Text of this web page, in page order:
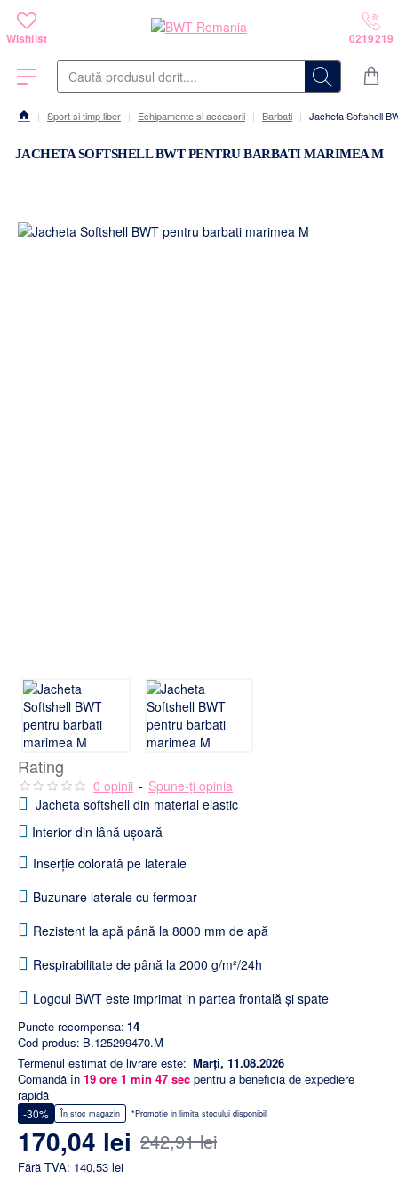
Caută
dorit....
JACHETA SOFTSHELL BWT PENTRU BARBATI MARIMEA M
home
Sport si timp liber Echipamente si accesorii Barbati Jacheta Softshell
Jacheta softshell din material elastic
Interior din lână ușoară
Inserție colorată pe laterale
Buzunare laterale cu fermoar
Rezistent la apă până la 8000 mm de apă
Respirabilitate de până la 2000 g/m²/24h
Logoul BWT este imprimat in partea frontală și spate
Rating
0 opinii - Spune-ţi opinia
Termenul estimat de livrare este: Marți, 11.08.2026
Puncte recompensa: 14
Cod produs: B.125299470.M
Comandă în 19 ore 1 min 47 sec pentru a beneficia de expediere
rapidă
În stoc magazin *Promotie in limita stocului disponibil
-30%
170,04 lei 242,91 lei
Fără TVA: 140,53 lei